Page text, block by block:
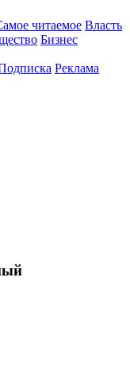
читаемое Власть
Бизнес
Реклама